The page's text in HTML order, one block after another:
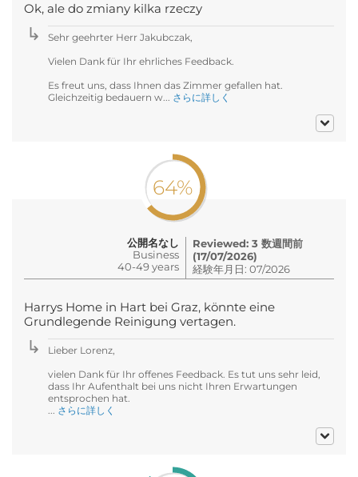
Ok, ale do zmiany kilka rzeczy
Sehr geehrter Herr Jakubczak,
Vielen Dank für Ihr ehrliches Feedback.
Es freut uns, dass Ihnen das Zimmer gefallen hat.
Gleichzeitig bedauern w... さらに詳しく
64%
公開名なし
Business
40-49 years
Reviewed: 3 数週間前
(17/07/2026)
経験年月日: 07/2026
Harrys Home in Hart bei Graz, könnte eine
Grundlegende Reinigung vertagen.
Lieber Lorenz,
vielen Dank für Ihr offenes Feedback. Es tut uns sehr leid,
dass Ihr Aufenthalt bei uns nicht Ihren Erwartungen
entsprochen hat.
さらに詳しく